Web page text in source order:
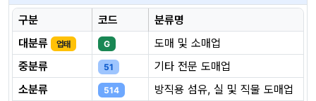
구분 코드
분류명
대분류
업태 G
도매 및 소매업
중분류
51
기타 전문 도매업
소분류
514
방직용 섬유, 실 및 직물 도매업